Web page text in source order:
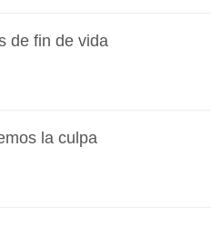
de fin de vida
la culpa